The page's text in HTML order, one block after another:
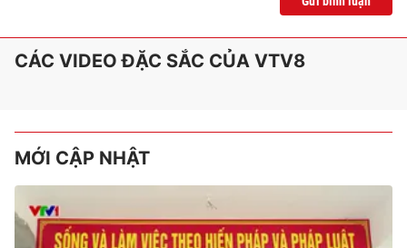
CÁC VIDEO ĐẶC SẮC CỦA VTV8
MỚI CẬP NHẬT